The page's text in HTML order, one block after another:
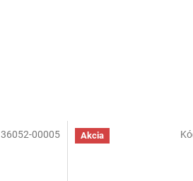
36052-00005 Akcia